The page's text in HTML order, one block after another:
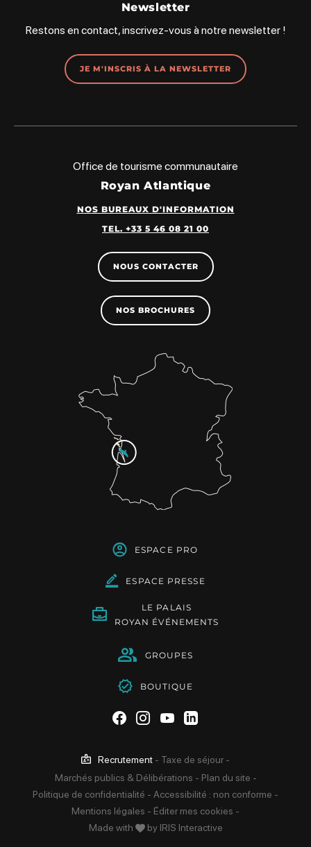
Newsletter
Restons en contact, inscrivez-vous à notre newsletter !
JE M'INSCRIS À LA NEWSLETTER
Office de tourisme communautaire
Royan Atlantique
NOS BUREAUX D'INFORMATION
TEL. +33 5 46 08 21 00
NOUS CONTACTER
NOS BROCHURES
ESPACE PRO
ESPACE PRESSE
LE PALAIS
ROYAN ÉVÉNEMENTS
GROUPES
BOUTIQUE
Suivez-nous sur Facebook
Suivez-nous sur
Suivez-nous sur
Suivez-nous sur
Recrutement - Taxe de séjour -
Marchés publics & Délibérations - Plan du site -
Politique de confidentialité - Accessibilité : non conforme -
Mentions légales - Éditer mes cookies -
Made with
by IRIS Interactive